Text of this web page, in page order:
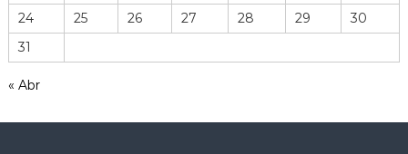
r
r
m
i
n
24
25 26 27 28 29
30
31
« Abr